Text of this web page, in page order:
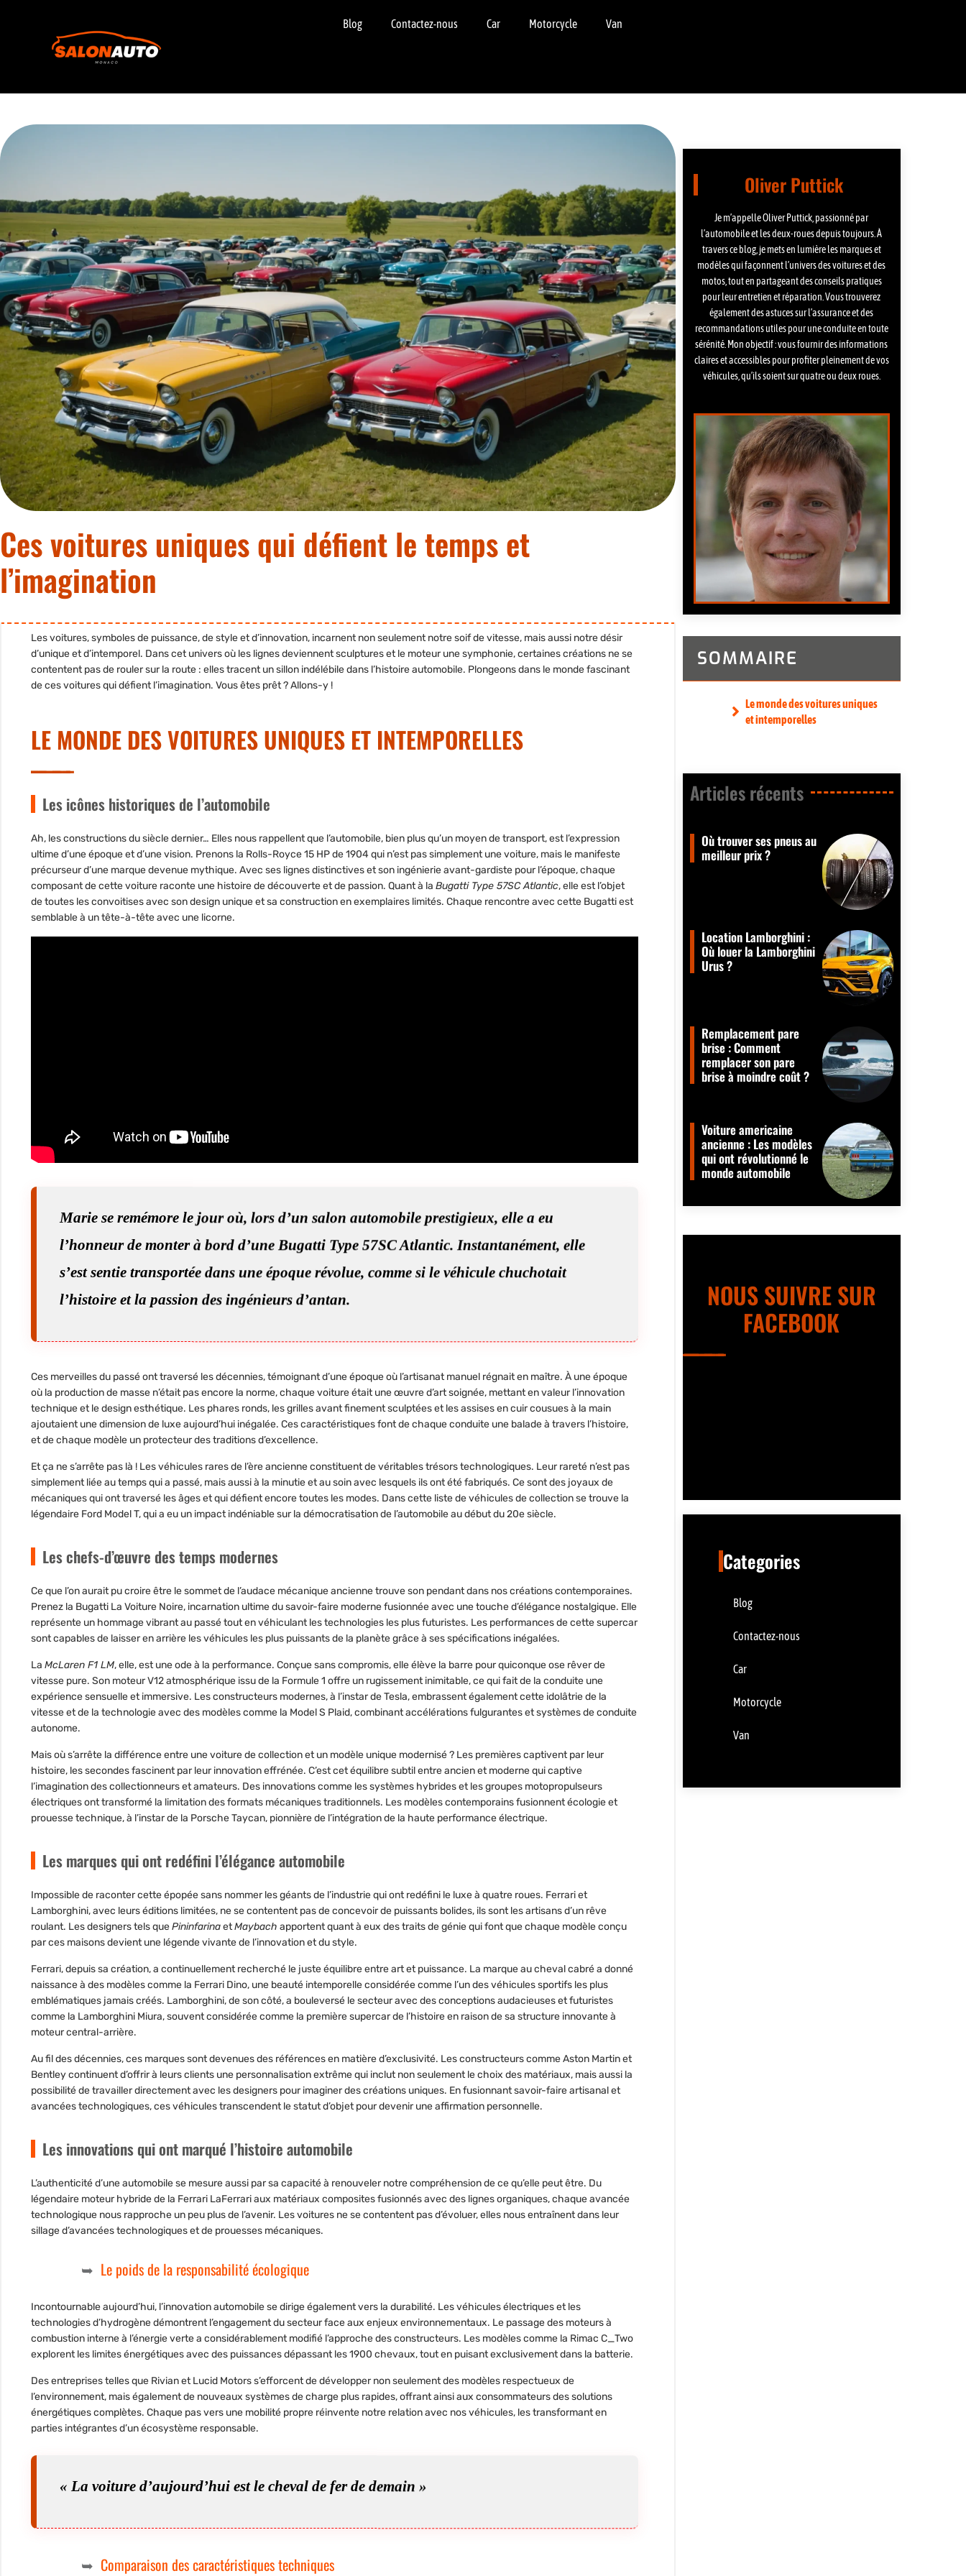
Blog Contactez-nous Car Motorcycle Van
Ces voitures uniques qui défient le temps et
l’imagination
Les voitures, symboles de puissance, de style et d’innovation, incarnent non seulement notre soif de vitesse, mais aussi notre désir
d’unique et d’intemporel. Dans cet univers où les lignes deviennent sculptures et le moteur une symphonie, certaines créations ne se
contentent pas de rouler sur la route : elles tracent un sillon indélébile dans l’histoire automobile. Plongeons dans le monde fascinant
de ces voitures qui défient l’imagination. Vous êtes prêt ? Allons-y !
LE MONDE DES VOITURES UNIQUES ET INTEMPORELLES
Les icônes historiques de l’automobile
Ah, les constructions du siècle dernier… Elles nous rappellent que l’automobile, bien plus qu’un moyen de transport, est l’expression
ultime d’une époque et d’une vision. Prenons la Rolls-Royce 15 HP de 1904qui n’est pas simplement une voiture, mais le manifeste
précurseur d’une marque devenue mythique. Avec ses lignes distinctives et son ingénierie avant-gardiste pour l’époque, chaque
composant de cette voiture raconte une histoire de découverte et de passion. Quant à la Bugatti Type 57SC Atlantic, elle est l’objet
de toutes les convoitises avec son design unique et sa construction en exemplaires limités. Chaque rencontre avec cette Bugatti est
semblable à un tête-à-tête avec une licorne.
Marie se remémore le jour où, lors d’un salon automobile prestigieux, elle a eu
l’honneur de monter à bord d’une Bugatti Type 57SC Atlantic. Instantanément, elle
s’est sentie transportée dans une époque révolue, comme si le véhicule chuchotait
l’histoire et la passion des ingénieurs d’antan.
Ces merveilles du passé ont traversé les décennies, témoignant d’une époque où l’artisanat manuel régnait en maître. À une époque
où la production de masse n’était pas encore la norme, chaque voiture était une œuvre d’art soignée, mettant en valeur l’innovation
technique et le design esthétique. Les phares ronds, les grilles avant finement sculptées et les assises en cuir cousues à la main
ajoutaient une dimension de luxe aujourd’hui inégalée. Ces caractéristiques font de chaque conduite une balade à travers l’histoire,
et de chaque modèle un protecteur des traditions d’excellence.
Et ça ne s’arrête pas là ! Les véhicules rares de l’ère ancienne constituent de véritables trésors technologiques. Leur rareté n’est pas
simplement liée au temps qui a passé, mais aussi à la minutie et au soin avec lesquels ils ont été fabriqués. Ce sont des joyaux de
mécaniques qui ont traversé les âges et qui défient encore toutes les modes. Dans cette liste de véhicules de collection se trouve la
légendaire Ford Model T, qui a eu un impact indéniable sur la démocratisation de l’automobile au début du 20e siècle.
Les chefs-d’œuvre des temps modernes
Ce que l’on aurait pu croire être le sommet de l’audace mécanique ancienne trouve son pendant dans nos créations contemporaines.
Prenez la Bugatti La Voiture Noire, incarnation ultime du savoir-faire moderne fusionnée avec une touche d’élégance nostalgique. Elle
représente un hommage vibrant au passé tout en véhiculant les technologies les plus futuristes. Les performances de cette supercar
sont capables de laisser en arrière les véhicules les plus puissants de la planète grâce à ses spécifications inégalées.
La McLaren F1 LM, elle, est une ode à la performance. Conçue sans compromis, elle élève la barre pour quiconque ose rêver de
vitesse pure. Son moteur V12 atmosphérique issu de la Formule 1 offre un rugissement inimitable, ce qui fait de la conduite une
expérience sensuelle et immersive. Les constructeurs modernes, à l’instar de Tesla, embrassent également cette idolâtrie de la
vitesse et de la technologie avec des modèles comme la Model S Plaid, combinant accélérations fulgurantes et systèmes de conduite
autonome.
Mais où s’arrête la différence entre une voiture de collection et un modèle unique modernisé ? Les premières captivent par leur
histoire, les secondes fascinent par leur innovation effrénée. C’est cet équilibre subtil entre ancien et moderne qui captive
l’imagination des collectionneurs et amateurs. Des innovations comme les systèmes hybrides et les groupes motopropulseurs
électriques ont transformé la limitation des formats mécaniques traditionnels. Les modèles contemporains fusionnent écologie et
prouesse technique, à l’instar de la Porsche Taycan, pionnière de l’intégration de la haute performance électrique.
Les marques qui ont redéfini l’élégance automobile
Impossible de raconter cette épopée sans nommer les géants de l’industrie qui ont redéfini le luxe à quatre roues. Ferrariet
Lamborghini, avec leurs éditions limitées, ne se contentent pas de concevoir de puissants bolides, ils sont les artisans d’un rêve
roulant. Les designers tels quePininfarinaetMaybach apportent quant à eux des traits de génie qui font que chaque modèle conçu
par ces maisons devient une légende vivante de l’innovation et du style.
Ferrari, depuis sa création, a continuellement recherché le juste équilibre entre art et puissance. La marque au cheval cabré a donné
naissance à des modèles comme la Ferrari Dino, une beauté intemporelle considérée comme l’un des véhicules sportifs les plus
emblématiques jamais créés. Lamborghini, de son côté, a bouleversé le secteur avec des conceptions audacieuses et futuristes
comme la Lamborghini Miura, souvent considérée comme la première supercar de l’histoire en raison de sa structure innovante à
moteur central-arrière.
Au fil des décennies, ces marques sont devenues des références en matière d’exclusivité. Les constructeurs comme Aston Martin et
Bentley continuent d’offrir à leurs clients une personnalisation extrême qui inclut non seulement le choix des matériaux, mais aussi la
possibilité de travailler directement avec les designers pour imaginer des créations uniques. En fusionnant savoir-faire artisanal et
avancées technologiques, ces véhicules transcendent le statut d’objet pour devenir une affirmation personnelle.
Les innovations qui ont marqué l’histoire automobile
L’authenticité d’une automobile se mesure aussi par sa capacité à renouveler notre compréhension de ce qu’elle peut être. Du
légendaire moteur hybride de la Ferrari LaFerrari aux matériaux composites fusionnés avec des lignes organiques, chaque avancée
technologique nous rapproche un peu plus de l’avenir. Les voitures ne se contentent pas d’évoluer, elles nous entraînent dans leur
sillage d’avancées technologiques et de prouesses mécaniques.
Le poids de la responsabilité écologique
Incontournable aujourd’hui, l’innovation automobile se dirige également vers la durabilité. Les véhicules électriques et les
technologies d’hydrogène démontrent l’engagement du secteur face aux enjeux environnementaux. Le passage des moteurs à
combustion interne à l’énergie verte a considérablement modifié l’approche des constructeurs. Les modèles comme la Rimac C_Two
explorent les limites énergétiques avec des puissances dépassant les 1900 chevaux, tout en puisant exclusivement dans la batterie.
Des entreprises telles que Rivian et Lucid Motors s’efforcent de développer non seulement des modèles respectueux de
l’environnement, mais également de nouveaux systèmes de charge plus rapides, offrant ainsi aux consommateurs des solutions
énergétiques complètes. Chaque pas vers une mobilité propre réinvente notre relation avec nos véhicules, les transformant en
parties intégrantes d’un écosystème responsable.
« La voiture d’aujourd’hui est le cheval de fer de demain »
Comparaison des caractéristiques techniques
Oliver Puttick
Je m’appelle Oliver Puttick, passionné par
l’automobile et les deux-roues depuis toujours. À
travers ce blog, je mets en lumière les marques et
modèles qui façonnent l’univers des voitures et des
motos, tout en partageant des conseils pratiques
pour leur entretien et réparation. Vous trouverez
également des astuces sur l’assurance et des
recommandations utiles pour une conduite en toute
sérénité. Mon objectif : vous fournir des informations
claires et accessibles pour profiter pleinement de vos
véhicules, qu’ils soient sur quatre ou deux roues.
SOMMAIRE
Le monde des voitures uniques
et intemporelles
Articles récents​
Où trouver ses pneus au
meilleur prix ?
Location Lamborghini :
Où louer la Lamborghini
Urus ?
Remplacement pare
brise : Comment
remplacer son pare
brise à moindre coût ?
Voiture americaine
ancienne : Les modèles
qui ont révolutionné le
monde automobile
NOUS SUIVRE SUR
FACEBOOK
Categories
Blog
Contactez-nous
Car
Motorcycle
Van